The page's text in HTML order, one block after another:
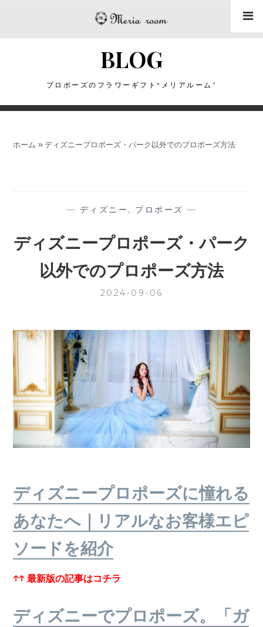
ス
BLOG
プロポーズのフラワーギフト“メリアルーム”
ホーム »ディズニープロポーズ・パーク以外でのプロポーズ方法
— ディズニー , プロポーズ —
ディズニープロポーズ・パーク
以外でのプロポーズ方法
2024-09-06
ディズニープロポーズに憧れる
あなたへ｜リアルなお客様エピ
ソードを紹介
↑↑ 最新版の記事はコチラ
ディズニーでプロポーズ。「ガ